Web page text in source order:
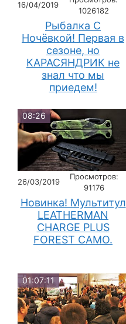
16/04/2019
1026182
Рыбалка С
Ночёвкой! Первая в
сезоне, но
КАРАСЯНДРИК не
знал что мы
приедем!
08:26
26/03/2019
Просмотров:
91176
Новинка! Мультитул
LEATHERMAN
CHARGE PLUS
FOREST CAMO.
01:07:11